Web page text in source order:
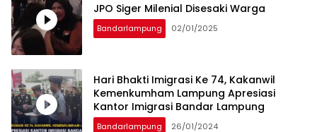
JPO Siger Milenial Disesaki Warga
Bandarlampung 02/01/2025
Hari Bhakti Imigrasi Ke 74, Kakanwil
Kemenkumham Lampung Apresiasi
Kantor Imigrasi Bandar Lampung
Bandarlampung 26/01/2024